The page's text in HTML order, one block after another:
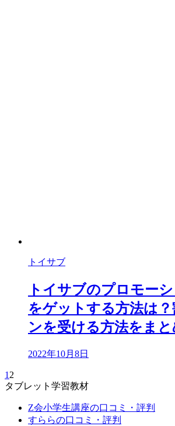
トイサブ
トイサブのプロモー
をゲットする方法は
ンを受ける方法をま
2022年10月8日
1 2
タブレット学習教材
Z会小学生講座の口コミ・評判
すららの口コミ・評判